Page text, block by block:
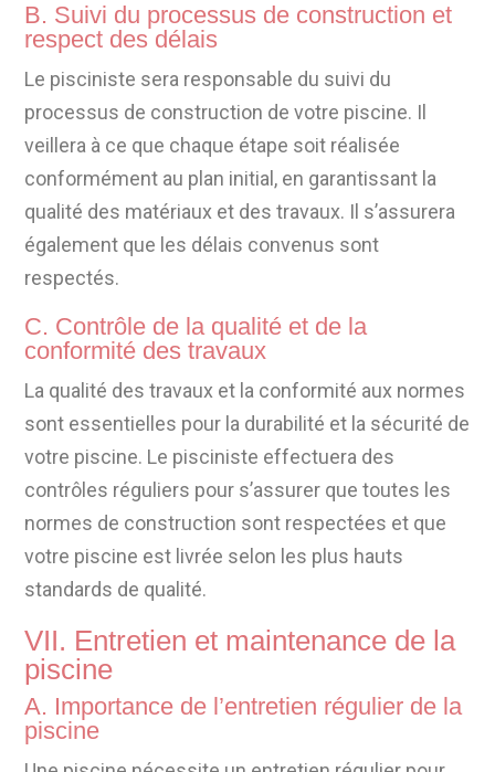
B. Suivi du processus de construction et
respect des délais
Le pisciniste sera responsable du suivi du
processus de construction de votre piscine. Il
veillera à ce que chaque étape soit réalisée
conformément au plan initial, en garantissant la
qualité des matériaux et des travaux. Il s’assurera
également que les délais convenus sont
respectés.
C. Contrôle de la qualité et de la
conformité des travaux
La qualité des travaux et la conformité aux normes
sont essentielles pour la durabilité et la sécurité de
votre piscine. Le pisciniste effectuera des
contrôles réguliers pour s’assurer que toutes les
normes de construction sont respectées et que
votre piscine est livrée selon les plus hauts
standards de qualité.
VII. Entretien et maintenance de la
piscine
A. Importance de l’entretien régulier de la
piscine